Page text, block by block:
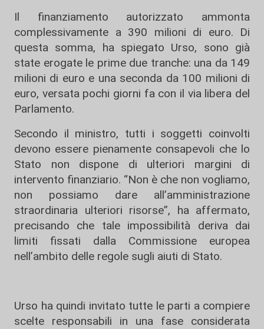
Il finanziamento autorizzato ammonta
complessivamente a 390 milioni di euro. Di
questa somma, ha spiegato Urso, sono già
state erogate le prime due tranche: una da 149
milioni di euro e una seconda da 100 milioni di
euro, versata pochi giorni fa con il via libera del
Parlamento.
Secondo il ministro, tutti i soggetti coinvolti
devono essere pienamente consapevoli che lo
Stato non dispone di ulteriori margini di
intervento finanziario. “Non è che non vogliamo,
non possiamo dare all’amministrazione
straordinaria ulteriori risorse”, ha affermato,
precisando che tale impossibilità deriva dai
limiti fissati dalla Commissione europea
nell’ambito delle regole sugli aiuti di Stato.
Urso ha quindi invitato tutte le parti a compiere
scelte responsabili in una fase considerata